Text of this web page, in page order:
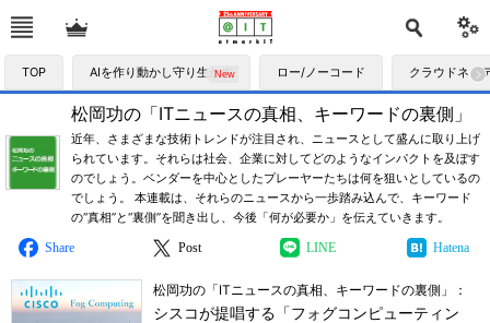
TOP AIを作り動かし守り生かす ロー/ノーコード クラウドネイ
松岡功の「ITニュースの真相、キーワードの裏側」
近年、さまざまな技術トレンドが注目され、ニュースとして盛んに取り上げ
られています。それらは社会、企業に対してどのようなインパクトを及ぼす
のでしょう。ベンダーを中心としたプレーヤーたちは何を狙いとしているの
でしょう。 本連載は、それらのニュースから一歩踏み込んで、キーワード
の“真相”と“裏側”を聞き出し、今後「何が必要か」を伝えていきます。
Share
Post LINE Hatena
松岡功の「ITニュースの真相、キーワードの裏側」：
シスコが提唱する「フォグコンピューティン